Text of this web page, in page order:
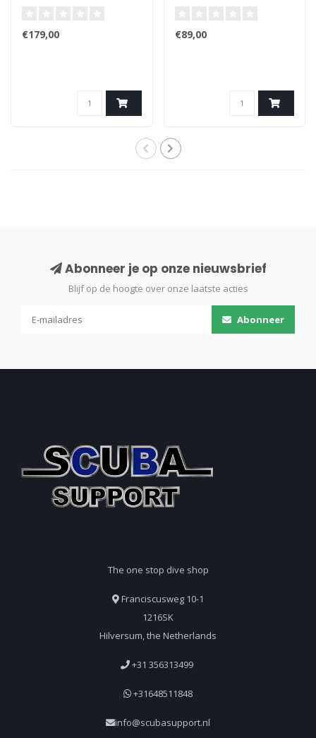
€179,00 €89,00
Abonneer je op onze nieuwsbrief
Blijf op de hoogte over onze laatste acties
Abonneer
The one stop dive shop
Franciscusweg 10-1
1216SK
Hilversum, the Netherlands
+31 356313499
+31648511848
info@scubasupport.nl